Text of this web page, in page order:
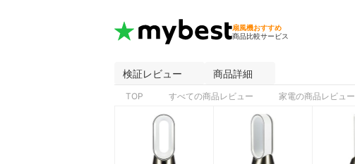
扇風機おすすめ
商品比較サービス
検証レビュー 商品詳細
TOP すべての商品レビュー 家電の商品レビュー